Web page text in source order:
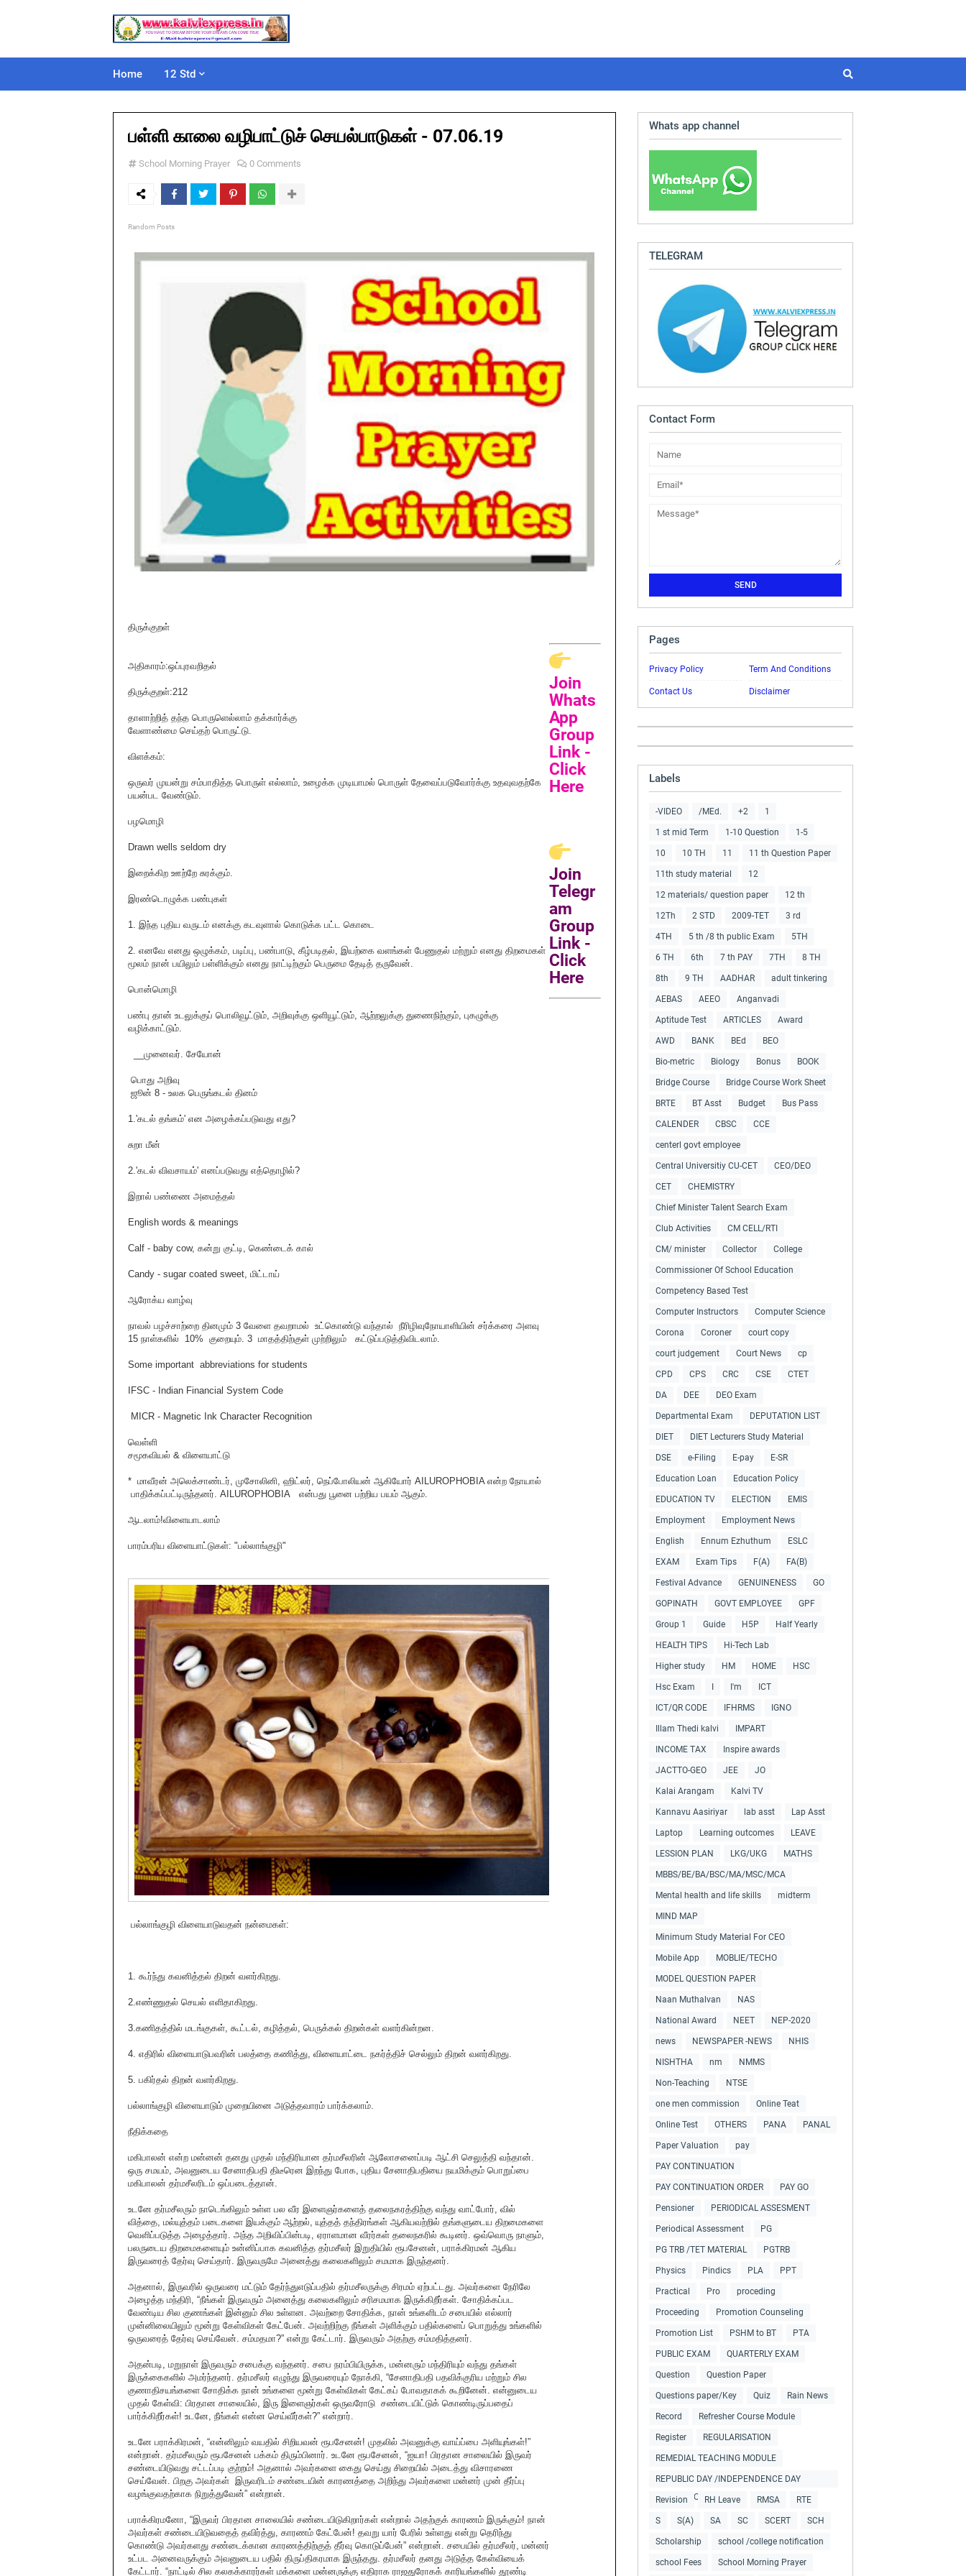
Home 12 Std
பள்ளி காலை வழிபாட்டுச் செயல்பாடுகள் - 07.06.19
School Morning Prayer 0 Comments
Random Posts
திருக்குறள்
அதிகாரம்:ஒப்புரவறிதல்
திருக்குறள்:212
தாளாற்றித் தந்த பொருளெல்லாம் தக்கார்க்கு
வேளாண்மை செய்தற் பொருட்டு.
விளக்கம்:
ஒருவர் முயன்று சம்பாதித்த பொருள் எல்லாம், உழைக்க முடியாமல் பொருள் தேவைப்படுவோர்க்கு உதவுவதற்கே
பயன்பட வேண்டும்.
பழமொழி
Drawn wells seldom dry
இறைக்கிற ஊற்றே சுரக்கும்.
இரண்டொழுக்க பண்புகள்
1. இந்த பு‌திய வருடம் எனக்கு கடவுளால் கொடுக்க பட்ட கொடை
2. எனவே எனது ஒழுக்கம், படிப்பு, பண்பாடு, கீழ்படிதல், இயற்கை வளங்கள் பேணுதல் மற்றும் எனது திறமைகள்
மூலம் நான் பயிலும் பள்ளிக்கும் எனது நாட்டிற்கும் பெருமை தேடித் தருவேன்.
பொன்மொழி
பண்பு தான் உடலுக்குப் பொலிவூட்டும், அறிவுக்கு ஒளியூட்டும், ஆற்றலுக்கு துணைநிற்கும், புகழுக்கு
வழிக்காட்டும்.
__முனைவர். சேயோன்
பொது அறிவு
ஜூன் 8 - உலக பெருங்கடல் தினம்
1.'கடல் தங்கம்' என அழைக்கப்படுவது எது?
சுறா மீன்
2.'கடல் விவசாயம்' எனப்படுவது எத்தொழில்?
இறால் பண்ணை அமைத்தல்
English words & meanings
Calf - baby cow, கன்று குட்டி, கெண்டைக் கால்
Candy - sugar coated sweet, மிட்டாய்
ஆரோக்ய வாழ்வு
நாவல் பழச்சாற்றை தினமும் 3 வேளை தவறாமல் உட்காெண்டு வந்தால் நீரிழிவுநாேயாளியின் சர்க்கரை அளவு
15 நாள்களில் 10% குறையும். 3 மாதத்திற்குள் முற்றிலும் கட்டுப்படுத்திவிடலாம்.
Some important abbreviations for students
IFSC - Indian Financial System Code
MICR - Magnetic Ink Character Recognition
வெள்ளி
சமூகவியல் & விளையாட்டு
* மாவீரன் அலெக்சாண்டர், முசோலினி, ஹிட்லர், நெப்போலியன் ஆகியோர் AILUROPHOBIA என்ற நோயால்
பாதிக்கப்பட்டிருந்தனர். AILUROPHOBIA என்பது பூனை பற்றிய பயம் ஆகும்.
ஆடலாம்!விளையாடலாம்
பாரம்பரிய விளையாட்டுகள்: "பல்லாங்குழி"
பல்லாங்குழி விளையாடுவதன் நன்மைகள்:
1. கூர்ந்து கவனித்தல் திறன் வளர்கிறது.
2.எண்ணுதல் செயல் எளிதாகிறது.
3.கணிதத்தில் மடங்குகள், கூட்டல், கழித்தல், பெருக்கல் திறன்கள் வளர்கின்றன.
4. எதிரில் விளையாடுபவரின் பலத்தை கணித்து, விளையாட்டை நகர்த்திச் செல்லும் திறன் வளர்கிறது.
5. பகிர்தல் திறன் வளர்கிறது.
பல்லாங்குழி விளையாடும் முறையினை அடுத்தவாரம் பார்க்கலாம்.
நீதிக்கதை
மகிபாலன் என்ற மன்னன் தனது முதல் மந்திரியான தர்மசீலரின் ஆலோசனைப்படி ஆட்சி செலுத்தி வந்தான்.
ஒரு சமயம், அவனுடைய சேனாதிபதி திடீரென இறந்து போக, புதிய சேனாதிபதியை நயமிக்கும் பொறுப்பை
மகிபாலன் தர்மசீலரிடம் ஒப்படைத்தான்.
உடனே தர்மசீலரும் நாடெங்கிலும் உள்ள பல வீர இளைஞர்களைத் தலைநகரத்திற்கு வந்து வாட்போர், வில்
வித்தை, மல்யுத்தம் படைகளை இயக்கும் ஆற்றல், யுத்தத் தந்திரங்கள் ஆகியவற்றில் தங்களுடைய திறமைகளை
வெளிப்படுத்த அழைத்தார். அந்த அறிவிப்பின்படி, ஏராளமான வீரர்கள் தலைநகரில் கூடினர். ஒவ்வொரு நாளும்,
பலருடைய திறமைகளையும் உன்னிப்பாக கவனித்த தர்மசீலர் இறுதியில் ரூபசேனன், பராக்கிரமன் ஆகிய
இருவரைத் தேர்வு செய்தார். இருவருமே அனைத்து கலைகளிலும் சமமாக இருந்தனர்.
அதனால், இருவரில் ஒருவரை மட்டும் தேர்ந்துஎடுப்பதில் தர்மசீலருக்கு சிரமம் ஏற்பட்டது. அவர்களை நேரிலே
அழைத்த மந்திரி, “நீங்கள் இருவரும் அனைத்து கலைகளிலும் சரிசமமாக இருக்கிறீர்கள். சோதிக்கப்பட
வேண்டிய சில குணங்கள் இன்னும் சில உள்ளன. அவற்றை சோதிக்க, நான் உங்களிடம் சபையில் எல்லார்
முன்னிலையிலும் மூன்று கேள்விகள் கேட்பேன். அவற்றிற்கு நீங்கள் அளிக்கும் பதில்களைப் பொறுத்து உங்களில்
ஒருவரைத் தேர்வு செய்வேன். சம்மதமா?” என்று கேட்டார். இருவரும் அதற்கு சம்மதித்தனர்.
அதன்படி, மறுநாள் இருவரும் சபைக்கு வந்தனர். சபை நரம்பியிருக்க, மன்னரும் மந்திரியும் வந்து தங்கள்
இருக்கைகளில் அமர்ந்தனர். தர்மசீலர் எழுந்து இருவரையும் நோக்கி, “சேனாதிபதி பதவிக்குரிய மற்றும் சில
குணாதிசயங்களை சோதிக்க நான் உங்களை மூன்று கேள்விகள் கேட்கப் போவதாகக் கூறினேன். என்னுடைய
முதல் கேள்வி: பிரதான சாலையில், இரு இளைஞர்கள் ஒருவரோடு சண்டையிட்டுக் கொண்டிருப்பதைப்
பார்க்கிறீர்கள்! உடனே, நீங்கள் என்ன செய்வீர்கள்?” என்றார்.
உடனே பராக்கிரமன், “என்னிலும் வயதில் சிறியவன் ரூபசேனன்! முதலில் அவனுக்கு வாய்ப்பை அளியுங்கள்!”
என்றான். தர்மசீலரும் ரூபசேனன் பக்கம் திரும்பினார். உடனே ரூபசேனன், “ஐயா! பிரதான சாலையில் இருவர்
சண்டையிடுவது சட்டப்படி குற்றம்! அதனால் அவர்களை கைது செய்து சிறையில் அடைத்து விசாரணை
செய்வேன். பிறகு அவர்கள் இருவரிடம் சண்டையின் காரணத்தை அறிந்து அவர்களை மன்னர் முன் தீர்ப்பு
வழங்குவதற்காக நிறுத்துவேன்” என்றான்.
பராக்கிரமனோ, “இருவர் பிரதான சாலையில் சண்டையிடுகிறார்கள் என்றால் அதற்குக் காரணம் இருக்கும்! நான்
அவர்கள் சண்டையிடுவதைத் தவிர்த்து, காரணம் கேட்பேன்! தவறு யார் பேரில் உள்ளது என்று தெரிந்து
கொண்டு அவர்களது சண்டைக்கான காரணத்திற்குத் தீர்வு கொடுப்பேன்” என்றான். சபையில் தர்மசீலர், மன்னர்
உட்பட அனைவருக்கும் அவனுடைய பதில் திருப்திகரமாக இருந்தது. தர்மசீலர் தனது அடுத்த கேள்வியைக்
கேட்டார். “நாட்டில் சில கலகக்காரர்கள் மக்களை மன்னருக்கு எதிராக ராஜதுரோகக் காரியங்களில் தூண்டி
Join
Whats
App
Group
Link -
Click
Here
Join
Telegr
am
Group
Link -
Click
Here
Whats app channel
TELEGRAM
Contact Form
Pages
Privacy Policy Term And Conditions
Contact Us Disclaimer
Labels
-VIDEO /MEd. +2 1
1 st mid Term 1-10 Question 1-5
10 10 TH 11 11 th Question Paper
11th study material 12
12 materials/ question paper 12 th
12Th 2 STD 2009-TET 3 rd
4TH 5 th /8 th public Exam 5TH
6 TH 6th 7 th PAY 7TH 8 TH
8th 9 TH AADHAR adult tinkering
AEBAS AEEO Anganvadi
Aptitude Test ARTICLES Award
AWD BANK BEd BEO
Bio-metric Biology Bonus BOOK
Bridge Course Bridge Course Work Sheet
BRTE BT Asst Budget Bus Pass
CALENDER CBSC CCE
centerl govt employee
Central Universitiy CU-CET CEO/DEO
CET CHEMISTRY
Chief Minister Talent Search Exam
Club Activities CM CELL/RTI
CM/ minister Collector College
Commissioner Of School Education
Competency Based Test
Computer Instructors Computer Science
Corona Coroner court copy
court judgement Court News cp
CPD CPS CRC CSE CTET
DA DEE DEO Exam
Departmental Exam DEPUTATION LIST
DIET DIET Lecturers Study Material
DSE e-Filing E-pay E-SR
Education Loan Education Policy
EDUCATION TV ELECTION EMIS
Employment Employment News
English Ennum Ezhuthum ESLC
EXAM Exam Tips F(A) FA(B)
Festival Advance GENUINENESS GO
GOPINATH GOVT EMPLOYEE GPF
Group 1 Guide H5P Half Yearly
HEALTH TIPS Hi-Tech Lab
Higher study HM HOME HSC
Hsc Exam I'm ICT
ICT/QR CODE IFHRMS IGNO
Illam Thedi kalvi IMPART
INCOME TAX Inspire awards
JACTTO-GEO JEE JO
Kalai Arangam Kalvi TV
Kannavu Aasiriyar lab asst Lap Asst
Laptop Learning outcomes LEAVE
LESSION PLAN LKG/UKG MATHS
MBBS/BE/BA/BSC/MA/MSC/MCA
Mental health and life skills midterm
MIND MAP
Minimum Study Material For CEO
Mobile App MOBLIE/TECHO
MODEL QUESTION PAPER
Naan Muthalvan NAS
National Award NEET NEP-2020
news NEWSPAPER -NEWS NHIS
NISHTHA nm NMMS
Non-Teaching NTSE
one men commission Online Teat
Online Test OTHERS PANA PANAL
Paper Valuation pay
PAY CONTINUATION
PAY CONTINUATION ORDER PAY GO
Pensioner PERIODICAL ASSESMENT
Periodical Assessment PG
PG TRB /TET MATERIAL PGTRB
Physics Pindics PLA PPT
Practical Pro proceding
Proceeding Promotion Counseling
Promotion List PSHM to BT PTA
PUBLIC EXAM QUARTERLY EXAM
Question Question Paper
Questions paper/Key Quiz Rain News
Record Refresher Course Module
Register REGULARISATION
REMEDIAL TEACHING MODULE
REPUBLIC DAY /INDEPENDENCE DAY
COLLECTIONS
Revision RH Leave RMSA RTE
S S(A) SA SC SCERT SCH
Scholarship school /college notification
school Fees School Morning Prayer